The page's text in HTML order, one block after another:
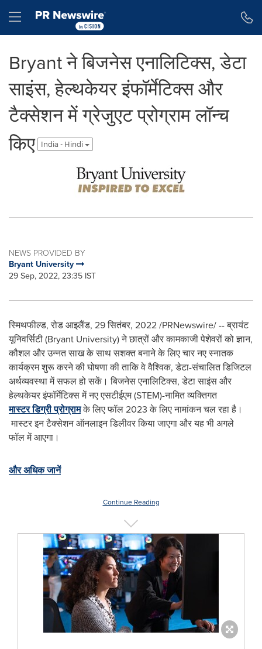
Hamburger menu
Bryant ने बिजनेस एनालिटिक्स, डेटा
साइंस, हेल्थकेयर इंफॉर्मेटिक्स और
टैक्सेशन में ग्रेजुएट प्रोग्राम लॉन्च
किए
India - Hindi
NEWS PROVIDED BY
Bryant University
29 Sep, 2022, 23:35 IST
स्मिथफील्ड, रोड आइलैंड, 29 सितंबर, 2022/PRNewswire/ -- ब्रायंट
यूनिवर्सिटी (Bryant University) ने छात्रों और कामकाजी पेशेवरों को ज्ञान,
कौशल और उन्नत साख के साथ सशक्त बनाने के लिए चार नए स्नातक
कार्यक्रम शुरू करने की घोषणा की ताकि वे वैश्विक, डेटा-संचालित डिजिटल
अर्थव्यवस्था में सफल हो सकें। बिजनेस एनालिटिक्स, डेटा साइंस और
हेल्थकेयर इंफॉर्मेटिक्स में नए एसटीईएम (STEM)-नामित व्यक्तिगत
मास्टर डिग्री प्रोग्रामके लिए फॉल 2023 के लिए नामांकन चल रहा है।
मास्‍टर इन टैक्‍सेशन ऑनलाइन ड‍िलीवर क‍िया जाएगा और यह भी अगले
फॉल में आएगा।
और अधिक जानें
Continue Reading